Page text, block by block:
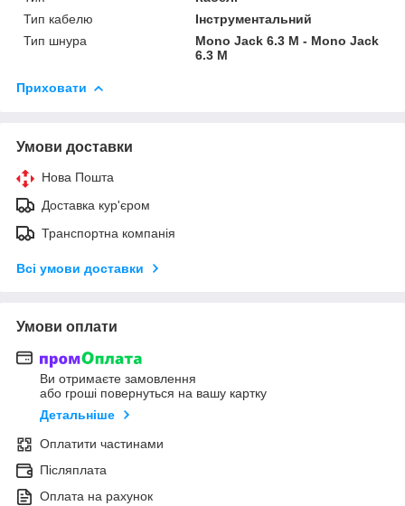
Тип кабелю
Інструментальний
Тип шнура
Mono Jack 6.3 M - Mono Jack
6.3 M
Приховати
Умови доставки
Нова Пошта
Доставка кур'єром
Транспортна компанія
Всі умови доставки
Умови оплати
Ви отримаєте замовлення
або гроші повернуться на вашу картку
Детальніше
Оплатити частинами
Післяплата
Оплата на рахунок